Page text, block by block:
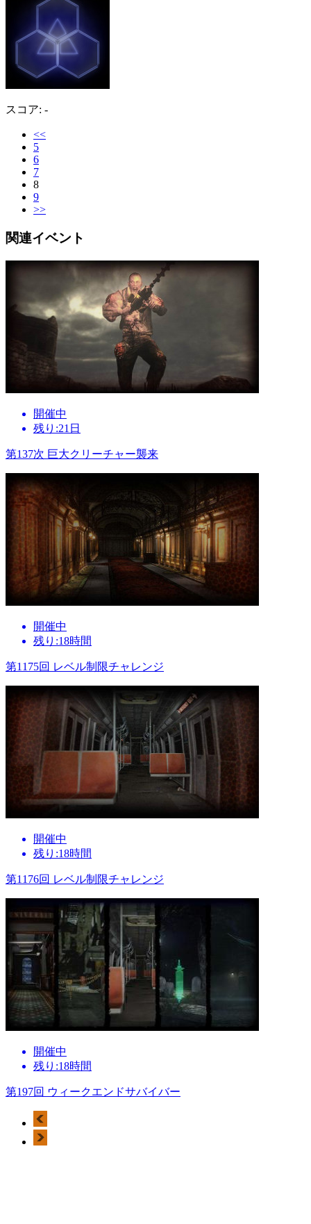
スコア: -
<<
5
6
7
8
9
>>
関連イベント
開催中
残り:21日
第137次 巨大クリーチャー襲来
開催中
残り:18時間
第1175回 レベル制限チャレンジ
開催中
残り:18時間
第1176回 レベル制限チャレンジ
開催中
残り:18時間
第197回 ウィークエンドサバイバー